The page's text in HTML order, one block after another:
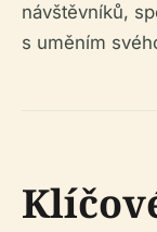
návštěvníků,
s uměním